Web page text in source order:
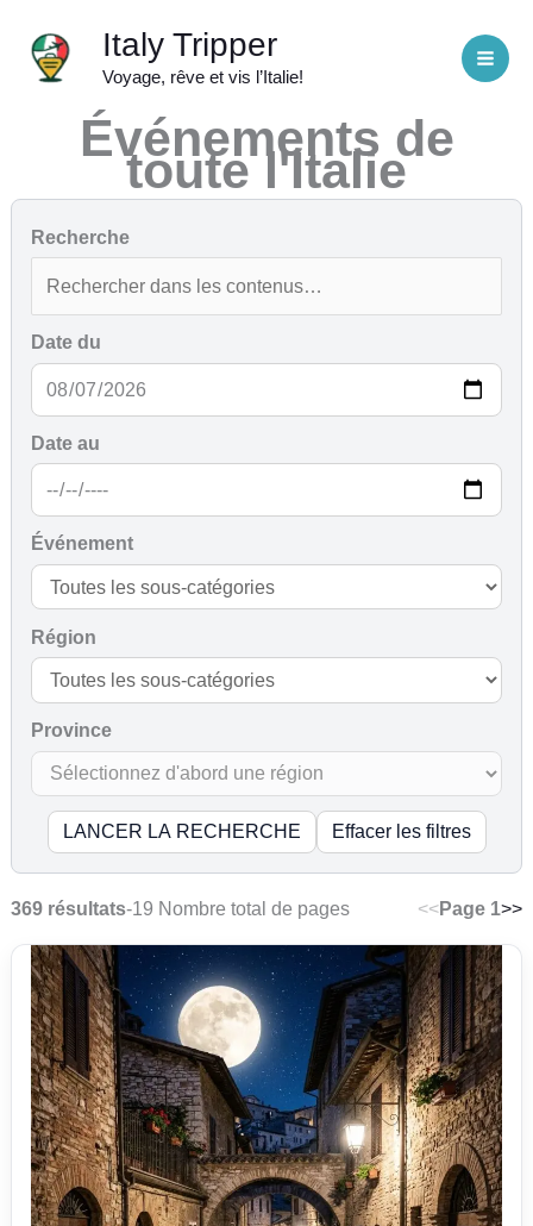
contenu
Italy Tripper
Voyage, rêve et vis l’Italie!
Événements de
toute l'Italie
Recherche
Date du
Date au
Événement
Région
Province
LANCER LA RECHERCHE Effacer les filtres
369 résultats-19 Nombre total de pages <<Page 1>>